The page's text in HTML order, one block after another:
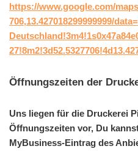
https://www.google.com/
706,13.427018299999999/
Öffnungszeiten der
Uns liegen für die Druckerei
Öffnungszeiten vor, Du
MyBusiness-Eintrag des